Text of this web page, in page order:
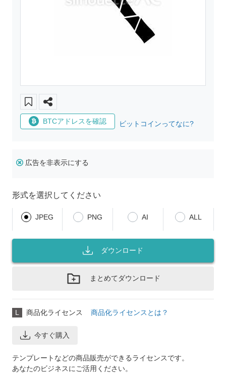
BTCアドレスを確認 ビットコインってなに?
広告を非表示にする
形式を選択してください
JPEG PNG AI ALL
ダウンロード
まとめてダウンロード
L 商品化ライセンス 商品化ライセンスとは？
今すぐ購入
テンプレートなどの商品販売ができるライセンスです。
あなたのビジネスにご活用ください。